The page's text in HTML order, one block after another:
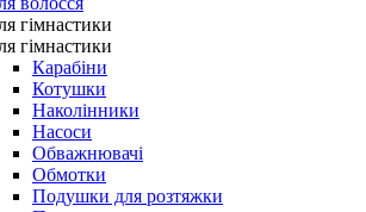
гімнастики
гімнастики
Карабіни
Котушки
Наколінники
Насоси
Обважнювачі
Обмотки
Подушки для розтяжки